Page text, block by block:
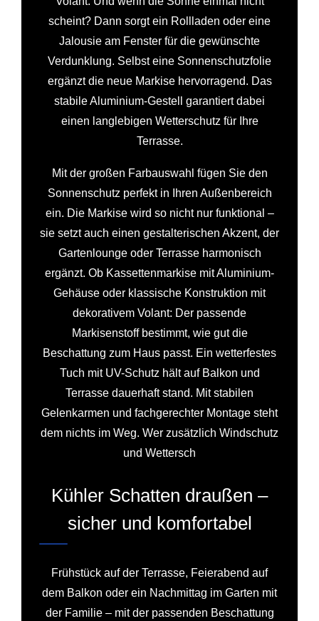
scheint? Dann sorgt ein Rollladen oder eine
Jalousie am Fenster für die gewünschte
Verdunklung. Selbst eine Sonnenschutzfolie
ergänzt die neue Markise hervorragend. Das
stabile Aluminium-Gestell garantiert dabei
einen langlebigen Wetterschutz für Ihre
Terrasse.
Mit der großen Farbauswahl fügen Sie den
Sonnenschutz perfekt in Ihren Außenbereich
ein. Die Markise wird so nicht nur funktional –
sie setzt auch einen gestalterischen Akzent, der
Gartenlounge oder Terrasse harmonisch
ergänzt. Ob Kassettenmarkise mit Aluminium-
Gehäuse oder klassische Konstruktion mit
dekorativem Volant: Der passende
Markisenstoff bestimmt, wie gut die
Beschattung zum Haus passt. Ein wetterfestes
Tuch mit UV-Schutz hält auf Balkon und
Terrasse dauerhaft stand. Mit stabilen
Gelenkarmen und fachgerechter Montage steht
dem nichts im Weg. Wer zusätzlich Windschutz
und Wettersch
Kühler Schatten draußen –
sicher und komfortabel
Frühstück auf der Terrasse, Feierabend auf
dem Balkon oder ein Nachmittag im Garten mit
der Familie – mit der passenden Beschattung